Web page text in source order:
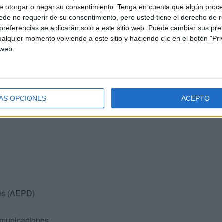
otorgar o negar su consentimiento. Tenga en cuenta que algún
no requerir de su consentimiento, pero usted tiene el derecho de
se aplicarán solo a este sitio web. Puede cambiar sus
momento volviendo a este sitio y haciendo clic en el botón
OPCIONES ACEPTO
móviles,estás ante una posible infracción. En ese
(AEPD)